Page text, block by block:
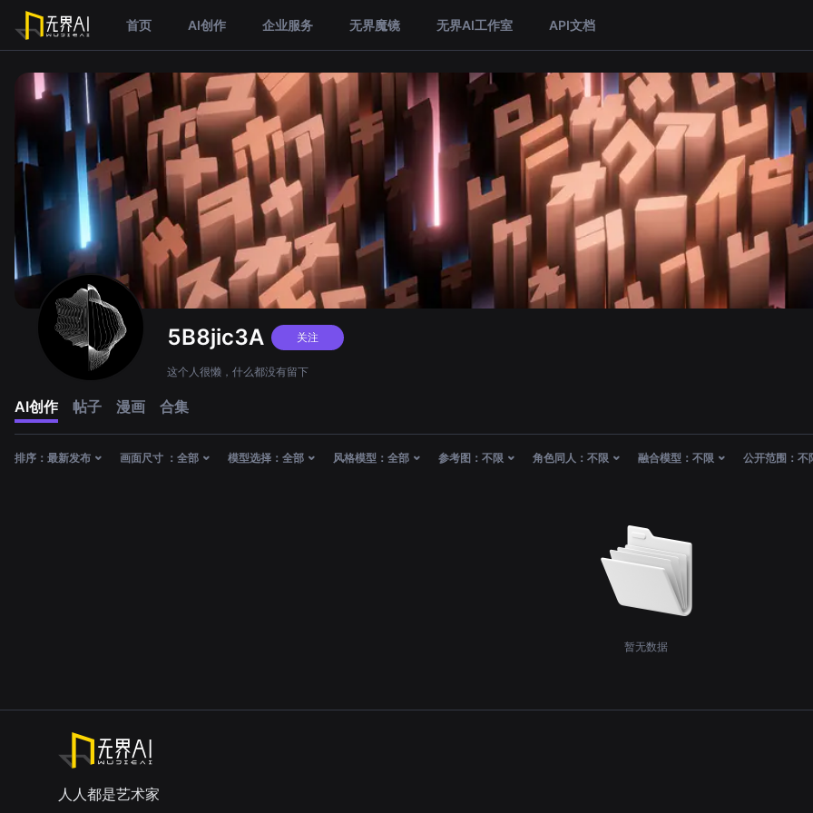
首页 AI创作 企业服务 无界魔镜 无界AI工作室 API文档
5B8jic3A 关注
这个人很懒，什么都没有留下
AI创作 帖子 漫画 合集
排序： 最新发布 画面尺寸 ： 全部 模型选择： 全部 风格模型： 全部 参考图： 不限 角色同人： 不限 融合模型： 不限 公开范围： 不
暂无数据
人人都是艺术家